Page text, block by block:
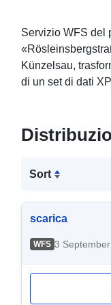
Servizio WFS del
Künzelsau,
di un set di dati
Sort
scarica
WFS 3